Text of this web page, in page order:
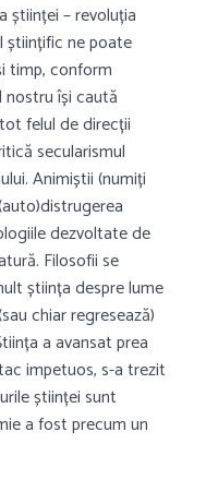
științei – revoluția
științific ne poate
timp, conform
nostru își caută
felul de direcții
secularismul
Animiștii (numiți
dezvoltate de
Filosofii se
știința despre lume
chiar regresează)
a avansat prea
impetuos, s-a trezit
științei sunt
a fost precum un